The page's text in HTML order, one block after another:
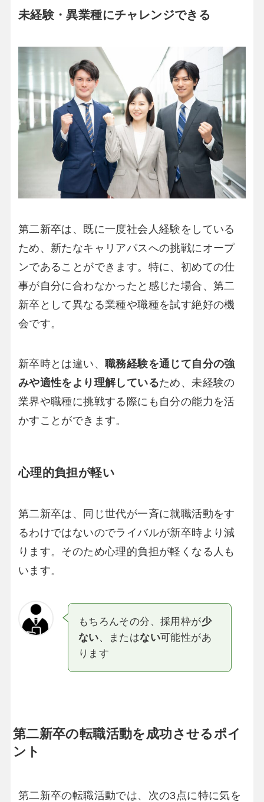
未経験・異業種にチャレンジできる
第二新卒は、既に一度社会人経験をしている
ため、新たなキャリアパスへの挑戦にオープ
ンであることができます。特に、初めての仕
事が自分に合わなかったと感じた場合、第二
新卒として異なる業種や職種を試す絶好の機
会です。
新卒時とは違い、職務経験を通じて自分の強
みや適性をより理解しているため、未経験の
業界や職種に挑戦する際にも自分の能力を活
かすことができます。
心理的負担が軽い
第二新卒は、同じ世代が一斉に就職活動をす
るわけではないのでライバルが新卒時より減
ります。そのため心理的負担が軽くなる人も
います。
もちろんその分、採用枠が少
ない、またはない可能性があ
ります
第二新卒の転職活動を成功させるポイ
ント
第二新卒の転職活動では、次の3点に特に気を